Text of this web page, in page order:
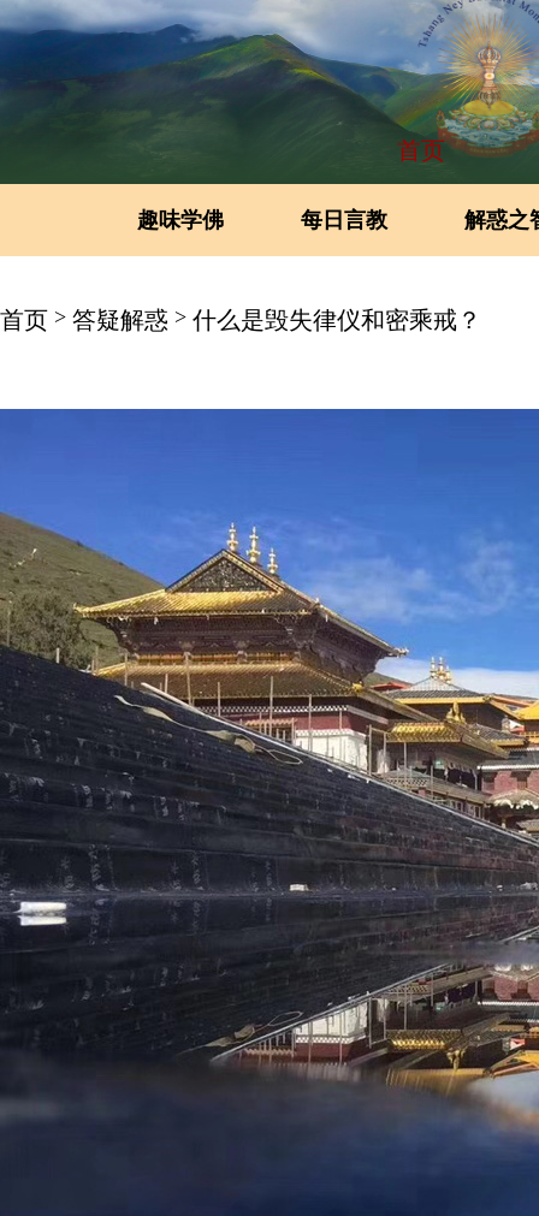
首页
趣味学佛 每日言教 解惑之
首页 > 答疑解惑 > 什么是毁失律仪和密乘戒？